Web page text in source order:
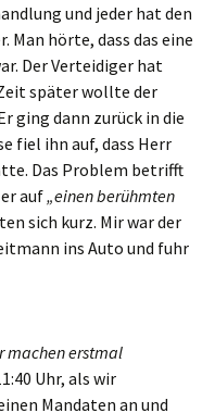
und jeder hat den
Man hörte, dass das eine
Der Verteidiger hat
später wollte der
ging dann zurück in die
fiel ihn auf, dass Herr
Das Problem betrifft
auf„einen berühmten
sich kurz. Mir war der
ins Auto und fuhr
machen erstmal
Uhr, als wir
Mandaten an und